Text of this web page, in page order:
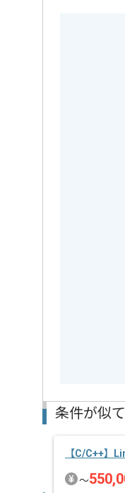
プレカッ
今回は建
CADを用
基本的に
条件が似
【C/C++】
〜